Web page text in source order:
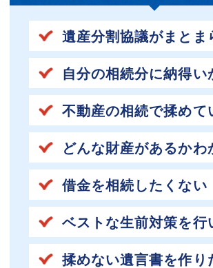
遺産分割協議がまとま
自分の相続分に納得い
不動産の相続で揉めて
どんな財産があるかわ
借金を相続したくない
ベストな生前対策を行
揉めない遺言書を作り